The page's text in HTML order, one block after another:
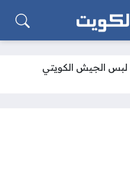
لبس الجيش الكويتي